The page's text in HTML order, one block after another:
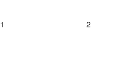
0 eventos,
1 0 eventos,
2